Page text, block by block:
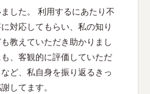
した。 利用するにあたり不
対応してもらい、私の知り
教えていただき助かりまし
、客観的に評価していただ
ど、私自身を振り返るきっ
してます。